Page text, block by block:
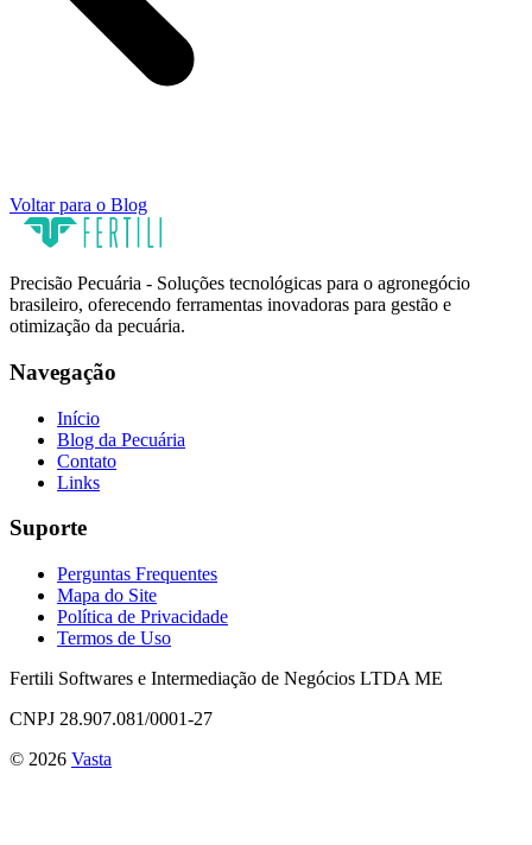
Voltar para o Blog
Precisão Pecuária - Soluções tecnológicas para o agronegócio
brasileiro, oferecendo ferramentas inovadoras para gestão e
otimização da pecuária.
Navegação
Início
Blog da Pecuária
Contato
Links
Suporte
Perguntas Frequentes
Mapa do Site
Política de Privacidade
Termos de Uso
Fertili Softwares e Intermediação de Negócios LTDA ME
CNPJ 28.907.081/0001-27
© 2026 Vasta